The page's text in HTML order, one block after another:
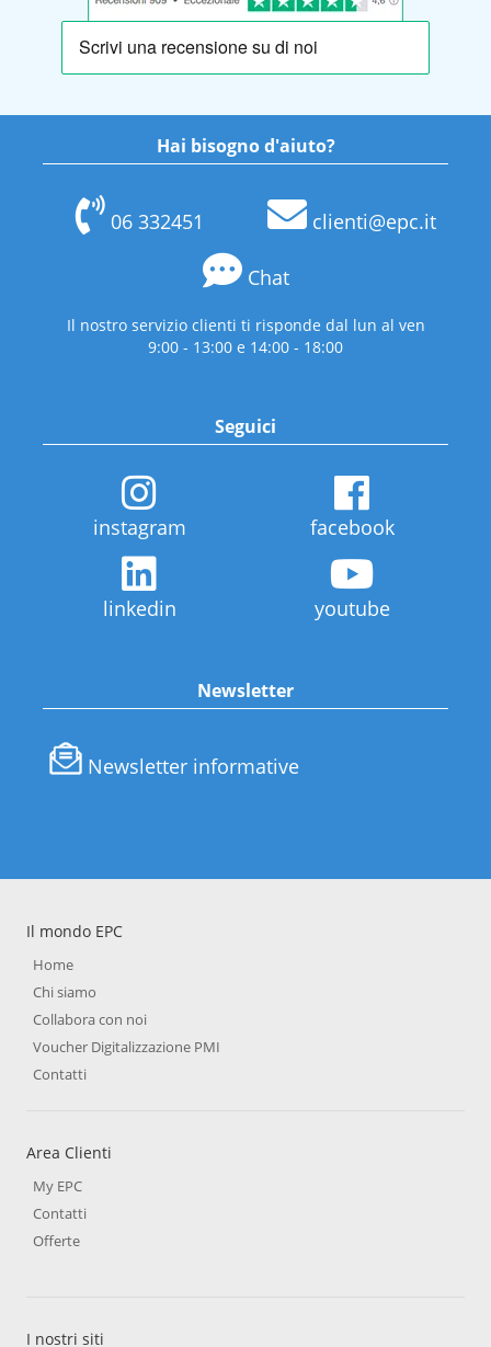
Hai bisogno d'aiuto?
06 332451 clienti@epc.it
Chat
Il nostro servizio clienti ti risponde dal lun al ven
9:00 - 13:00 e 14:00 - 18:00
Seguici
instagram facebook
linkedin youtube
Newsletter
Newsletter informative
Il mondo EPC
Home
Chi siamo
Collabora con noi
Voucher Digitalizzazione PMI
Contatti
Area Clienti
My EPC
Contatti
Offerte
I nostri siti